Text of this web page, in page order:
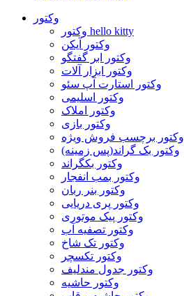
وکتور
وکتور hello kitty
وکتور آیکن
وکتور ابر گفتگو
وکتور ابزار آلات
وکتور استارت آپ سئو
وکتور اسلیمی
وکتور املاک
وکتور بازی
وکتور برچسب فروش ویژه
وکتور بک گراند(پس زمینه)
وکتور بکگراند
وکتور بمب انفجار
وکتور بنر ربان
وکتور پری دریایی
وکتور پیک موتوری
وکتور تصفیه آب
وکتور تک شاخ
وکتور تکسچر
وکتور جدول مندلیف
وکتور حاشیه